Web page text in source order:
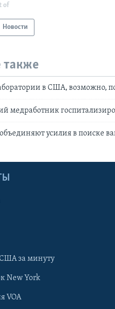
of
Новости
также
в США, возможно,
медработник
усилия в поиске
за минуту
New York
VOA